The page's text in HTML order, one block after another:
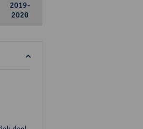
2019-
2020